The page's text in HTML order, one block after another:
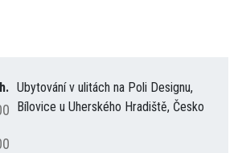
h. Ubytování v ulitách na Poli Designu,
Bílovice u Uherského Hradiště, Česko